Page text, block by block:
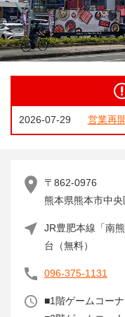
2026-07-29 営業再
〒862-0976
熊本県熊本市中
JR豊肥本線「南
台（無料）
096-375-1131
■1階ゲームコー